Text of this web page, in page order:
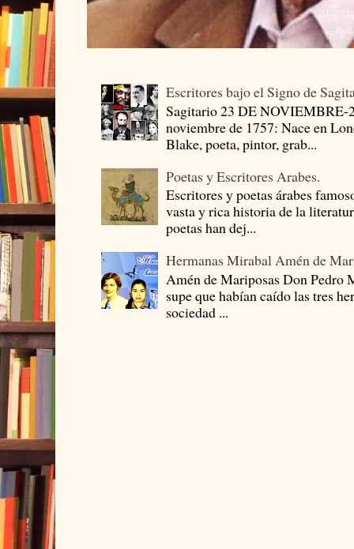
Escritores bajo el Signo de
Sagitario 23 DE
noviembre de 1757: Nace en
Blake, poeta, pintor, grab...
Poetas y Escritores Arabes.
Escritores y poetas árabes
vasta y rica historia de la
poetas han dej...
Hermanas Mirabal Amén de
Amén de Mariposas Don
supe que habían caído las tres
sociedad ...